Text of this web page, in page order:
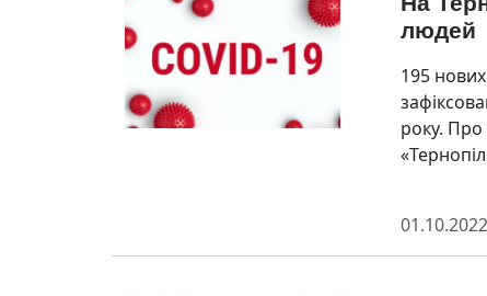
людей
195
року.